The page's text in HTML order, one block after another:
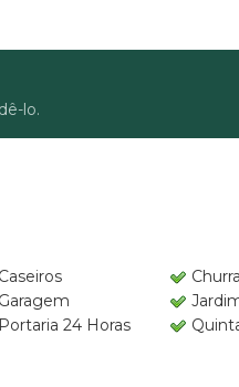
lo.
Caseiros
Garagem
Portaria 24 Horas